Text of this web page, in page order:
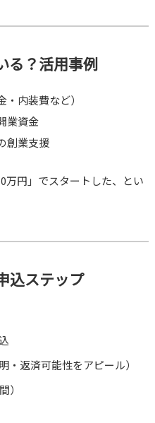
る？活用事例
内装費など）
業資金
創業支援
万円」でスタートした、とい
込ステップ
・返済可能性をアピール）
）